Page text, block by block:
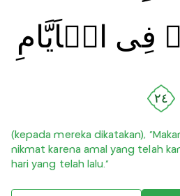
الۡاَيَّامِ
٢٤
(kepada mereka dikatakan),
nikmat karena amal yang telah
hari yang telah lalu.”